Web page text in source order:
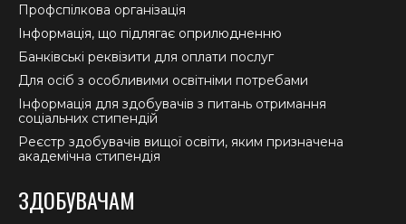
Профспілкова організація
Інформація, що підлягає оприлюдненню
Банківські реквізити для оплати послуг
Для осіб з особливими освітніми потребами
Інформація для здобувачів з питань отримання
соціальних стипендій
Реєстр здобувачів вищої освіти, яким призначена
академічна стипендія
ЗДОБУВАЧАМ